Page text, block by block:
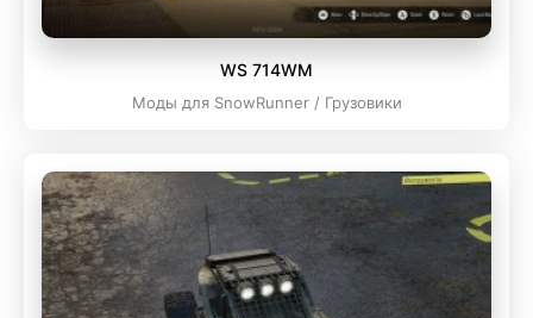
WS 714WM
Моды для SnowRunner / Грузовики